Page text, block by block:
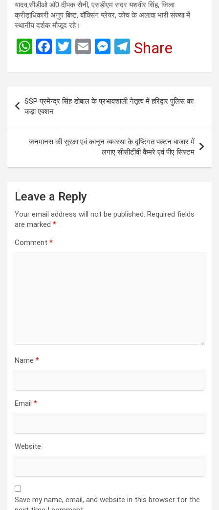
यादव,सीडीओ डॉ0 दीपक सैनी, एसडीएम सदर यशवीर सिंह, जिला
क्रीड़ाधिकारी अनुप बिष्ट, बॉक्सिंग प्लेयर, कोच के अलावा भारी संख्या में
स्थानीय दर्शक मौजूद रहे।
W
at
s
A
p
p
F
ce
o
o
k
T
tt
er
E
ail
M
se
g
er
T
e
gr
a
m
Share
navigation
SSP प्रमेन्द्र सिंह डोबाल के प्रभावशाली नेतृत्व में हरिद्वार पुलिस का
कड़ा एक्शन
जनमानस की सुरक्षा एवं कानून व्यवस्था के दृष्टिगत पल्टन बाजार में
लगाए सीसीटीवी कैमरे एवं पीए सिस्टम
Leave a Reply
Your email address will not be published. Required fields
are marked *
Comment *
Name *
Email *
Website
Save my name, email, and website in this browser for the